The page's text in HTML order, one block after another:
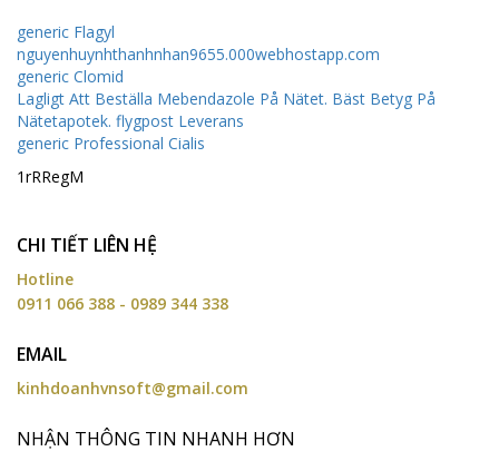
generic Flagyl
nguyenhuynhthanhnhan9655.000webhostapp.com
generic Clomid
Lagligt Att Beställa Mebendazole På Nätet. Bäst Betyg På
Nätetapotek. flygpost Leverans
generic Professional Cialis
1rRRegM
CHI TIẾT LIÊN HỆ
Hotline
0911 066 388 - 0989 344 338
EMAIL
kinhdoanhvnsoft@gmail.com
NHẬN THÔNG TIN NHANH HƠN